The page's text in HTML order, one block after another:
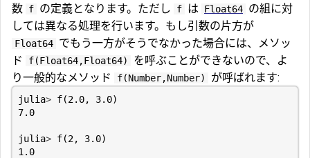
数 f の定義となります。ただし f は Float64 の組に対
しては異なる処理を行います。もし引数の片方が
Float64 でもう一方がそうでなかった場合には、メソッ
ド
f(Float64,Float64)
を呼ぶことができないので、よ
り一般的なメソッド
f(Number,Number) が呼ばれます:
julia> f(2.0, 3.0)
7.0
julia> f(2, 3.0)
1.0